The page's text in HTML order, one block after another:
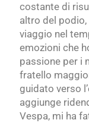
costante di
altro del
viaggio nel
emozioni che
passione per i
fratello
guidato verso
aggiunge
Vespa, mi ha